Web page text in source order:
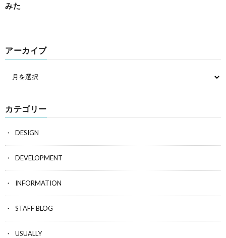
みた
アーカイブ
カテゴリー
DESIGN
DEVELOPMENT
INFORMATION
STAFF BLOG
USUALLY